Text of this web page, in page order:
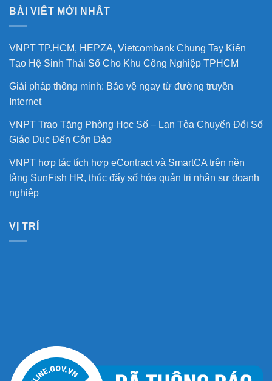
BÀI VIẾT MỚI NHẤT
VNPT TP.HCM, HEPZA, Vietcombank Chung Tay Kiến
Tạo Hệ Sinh Thái Số Cho Khu Công Nghiệp TPHCM
Giải pháp thông minh: Bảo vệ ngay từ đường truyền
Internet
VNPT Trao Tặng Phòng Học Số – Lan Tỏa Chuyển Đổi Số
Giáo Dục Đến Côn Đảo
VNPT hợp tác tích hợp eContract và SmartCA trên nền
tảng SunFish HR, thúc đẩy số hóa quản trị nhân sự doanh
nghiệp
VỊ TRÍ